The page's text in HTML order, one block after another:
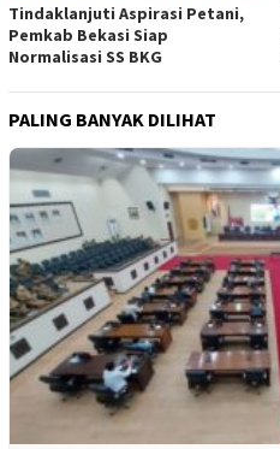
Tindaklanjuti Aspirasi Petani,
Pemkab Bekasi Siap
Normalisasi SS BKG
PALING BANYAK DILIHAT